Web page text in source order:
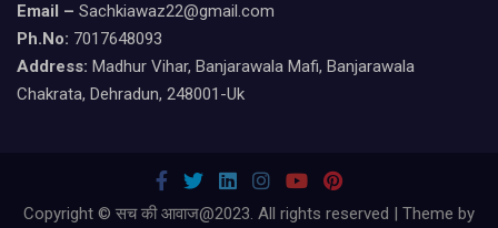
Email – Sachkiawaz22@gmail.com
Ph.No: 7017648093
Address: Madhur Vihar, Banjarawala Mafi, Banjarawala
Chakrata, Dehradun, 248001-Uk
Copyright © सच की आवाज@2023. All rights reserved | Theme by